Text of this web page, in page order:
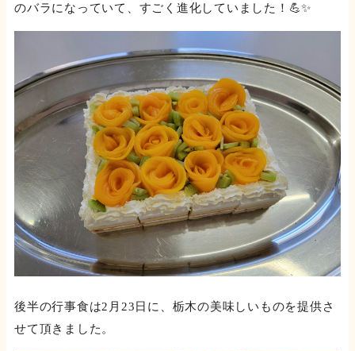
のバラになっていて、すごく進化していました！💪✨
後半の行事食は2月23日に、栃木の美味しいものを提供さ
せて頂きました。